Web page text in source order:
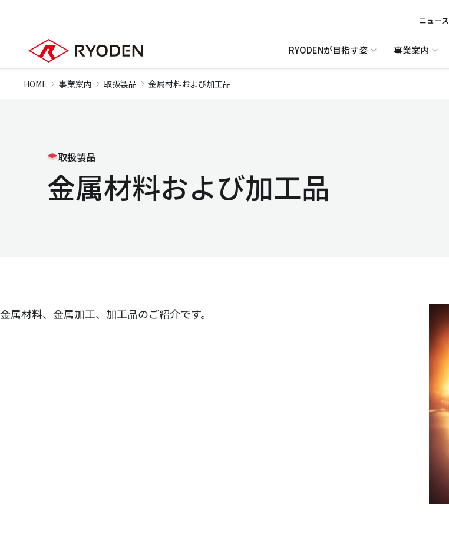
ニュース
RYODENが目指す姿 事業案内
HOME 事業案内 取扱製品 金属材料および加工品
取扱製品
金属材料および加工品
金属材料、金属加工、加工品のご紹介です。